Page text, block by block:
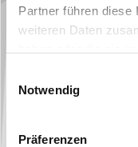
Partner führen diese
weiteren Daten
Notwendig
Präferenzen